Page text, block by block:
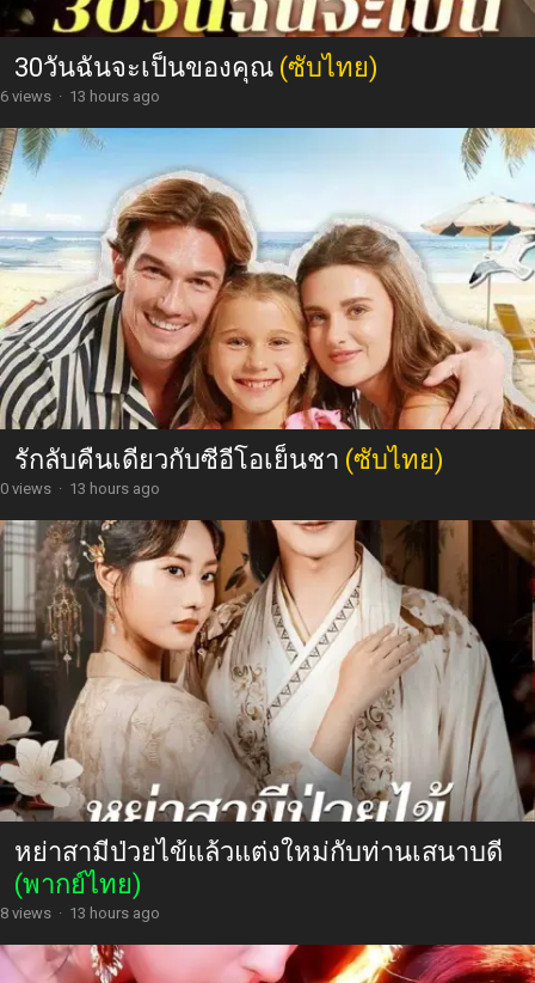
30วันฉันจะเป็นของคุณ (ซับไทย)
6 views · 13 hours ago
รักลับคืนเดียวกับซีอีโอเย็นชา (ซับไทย)
0 views · 13 hours ago
หย่าสามีป่วยไข้แล้วแต่งใหม่กับท่านเสนาบดี
(พากย์ไทย)
8 views · 13 hours ago